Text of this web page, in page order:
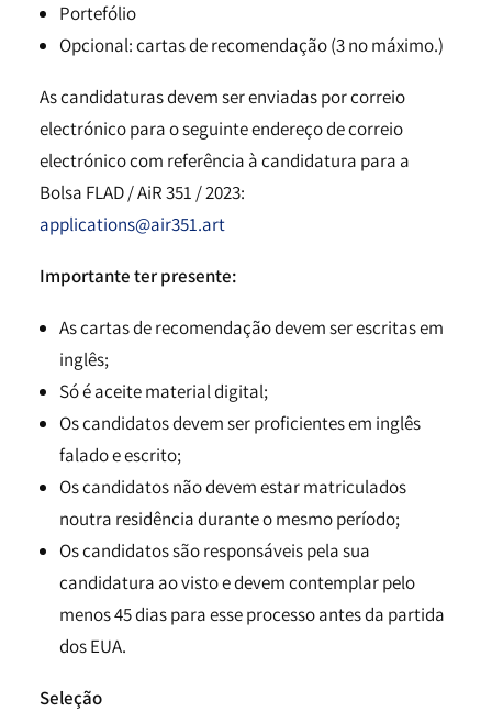
Portefólio
Opcional: cartas de recomendação (3 no máximo.)
As candidaturas devem ser enviadas por correio
electrónico para o seguinte endereço de correio
electrónico com referência à candidatura para a
Bolsa FLAD / AiR 351 / 2023:
applications@air351.art
Importante ter presente:
As cartas de recomendação devem ser escritas em
inglês;
Só é aceite material digital;
Os candidatos devem ser proficientes em inglês
falado e escrito;
Os candidatos não devem estar matriculados
noutra residência durante o mesmo período;
Os candidatos são responsáveis pela sua
candidatura ao visto e devem contemplar pelo
menos 45 dias para esse processo antes da partida
dos EUA.
Seleção